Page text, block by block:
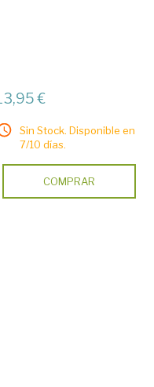
€
Sin Stock. Disponible en
7/10 días.
COMPRAR